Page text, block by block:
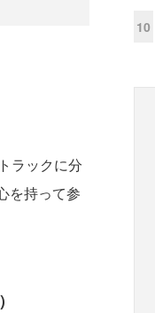
ラックに分
を持って参
10